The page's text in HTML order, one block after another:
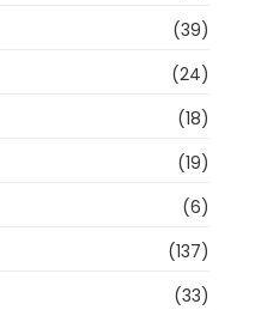
(39)
(24)
(18)
(19)
(6)
(137)
(33)